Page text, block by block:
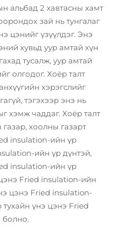
альбад 2 хавтасны хамт
зай нь тунгалаг
цэнийг үзүүлдэг. Энэ
хувьд уур амтай хүн
тусалж, уур амтай
олгодог. Хоёр талт
хэрэгслийг
тэгэхээр энэ нь
хэмж чаддаг. Хоёр талт
хоолны газарт
insulation-ийн үр
ийн үр дүнтэй,
insulation-ийн үр
Fried insulation-ийн
цэнэ Fried insulation-
үнэ цэнэ Fried
болно.